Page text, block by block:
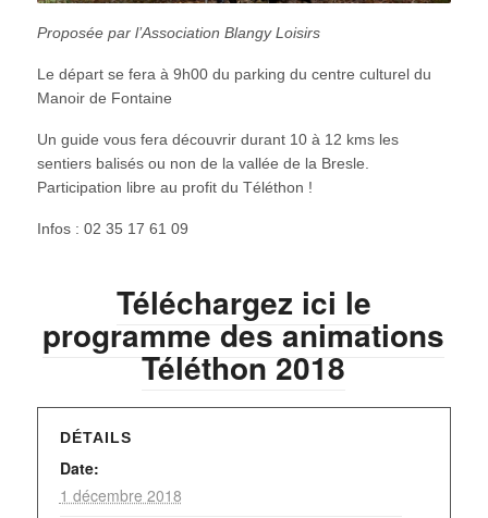
Proposée par l’Association Blangy Loisirs
Le départ se fera à 9h00 du parking du centre culturel du
Manoir de Fontaine
Un guide vous fera découvrir durant 10 à 12 kms les
sentiers balisés ou non de la vallée de la Bresle.
Participation libre au profit du Téléthon !
Infos : 02 35 17 61 09
Téléchargez ici le
programme des animations
Téléthon 2018
DÉTAILS
Date:
1 décembre 2018